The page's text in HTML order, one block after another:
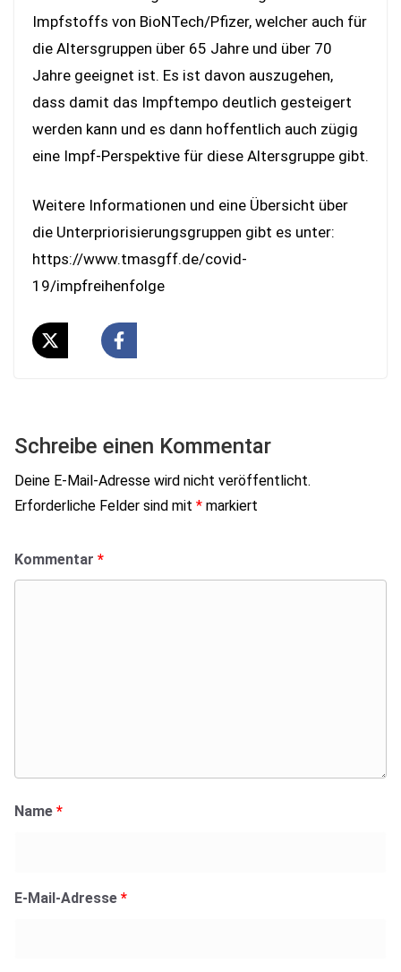
Impfstoffs von BioNTech/Pfizer, welcher auch für
die Altersgruppen über 65 Jahre und über 70
Jahre geeignet ist. Es ist davon auszugehen,
dass damit das Impftempo deutlich gesteigert
werden kann und es dann hoffentlich auch zügig
eine Impf-Perspektive für diese Altersgruppe gibt.
Weitere Informationen und eine Übersicht über
die Unterpriorisierungsgruppen gibt es unter:
https://www.tmasgff.de/covid-
19/impfreihenfolge
Schreibe einen Kommentar
Deine E-Mail-Adresse wird nicht veröffentlicht.
Erforderliche Felder sind mit * markiert
Kommentar *
Name *
E-Mail-Adresse *